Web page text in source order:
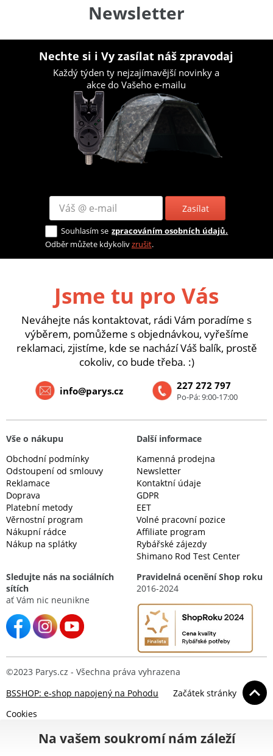
Newsletter
Nechte si i Vy zasílat náš zpravodaj
Každý týden ty nejzajímavější novinky a
akce do Vašeho e-mailu
Zasílat
Souhlasím se zpracováním osobních údajů.
Odběr můžete kdykolivzrušit.
Jsme tu pro Vás
Neváhejte nás kontaktovat, rádi Vám poradíme s
výběrem, pomůžeme s objednávkou, vyřešíme
reklamaci, zjistíme, kde se nachází Váš balík, prostě
cokoliv, co bude třeba. :)
227 272 797
Po-Pá: 9:00-17:00
info@parys.cz
Vše o nákupu
Obchodní podmínky
Odstoupení od smlouvy
Reklamace
Doprava
Platební metody
Věrnostní program
Nákupní rádce
Nákup na splátky
Další informace
Kamenná prodejna
Newsletter
Kontaktní údaje
GDPR
EET
Volné pracovní pozice
Affiliate program
Rybářské zájezdy
Shimano Rod Test Center
Sledujte nás na sociálních
sítích
ať Vám nic neunikne
Pravidelná ocenění Shop roku
2016-2024
©2023 Parys.cz - Všechna práva vyhrazena
BSSHOP: e-shop napojený na Pohodu
Začátek stránky
Cookies
Na vašem soukromí nám záleží